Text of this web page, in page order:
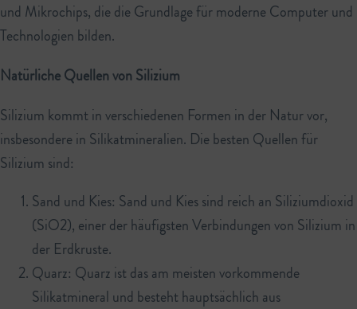
und Mikrochips, die die Grundlage für moderne Computer und
Technologien bilden.
Natürliche Quellen von Silizium
Silizium kommt in verschiedenen Formen in der Natur vor,
insbesondere in Silikatmineralien. Die besten Quellen für
Silizium sind:
Sand und Kies: Sand und Kies sind reich an Siliziumdioxid
(SiO2), einer der häufigsten Verbindungen von Silizium in
der Erdkruste.
Quarz: Quarz ist das am meisten vorkommende
Silikatmineral und besteht hauptsächlich aus